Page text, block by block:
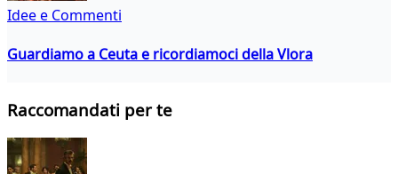
Idee e Commenti
Guardiamo a Ceuta e ricordiamoci della Vlora
Raccomandati per te